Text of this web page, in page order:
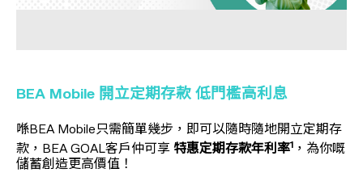
BEA Mobile 開立定期存款 低門檻高利息
喺BEA Mobile只需簡單幾步，即可以隨時隨地開立定期存
款，BEA GOAL客戶仲可享 特惠定期存款年利率1
，為你嘅
儲蓄創造更高價值！